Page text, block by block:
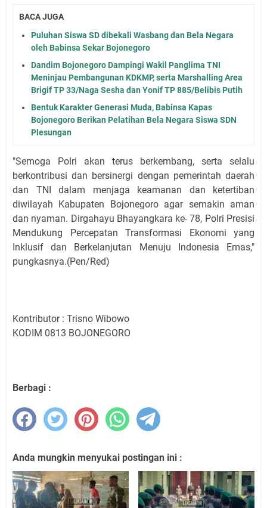
BACA JUGA
Puluhan Siswa SD dibekali Wasbang dan Bela Negara
oleh Babinsa Sekar Bojonegoro
Dandim Bojonegoro Dampingi Wakil Panglima TNI
Meninjau Pembangunan KDKMP, serta Marshalling Area
Brigif TP 33/Naga Sesha dan Yonif TP 885/Belibis Putih
Bentuk Karakter Generasi Muda, Babinsa Kapas
Bojonegoro Berikan Pelatihan Bela Negara Siswa SDN
Plesungan
"Semoga Polri akan terus berkembang, serta selalu
berkontribusi dan bersinergi dengan pemerintah daerah
dan TNI dalam menjaga keamanan dan ketertiban
diwilayah Kabupaten Bojonegoro agar semakin aman
dan nyaman. Dirgahayu Bhayangkara ke- 78, Polri Presisi
Mendukung Percepatan Transformasi Ekonomi yang
Inklusif dan Berkelanjutan Menuju Indonesia Emas,"
pungkasnya.(Pen/Red)
Kontributor : Trisno Wibowo
KODIM 0813 BOJONEGORO
Berbagi :
Anda mungkin menyukai postingan ini :